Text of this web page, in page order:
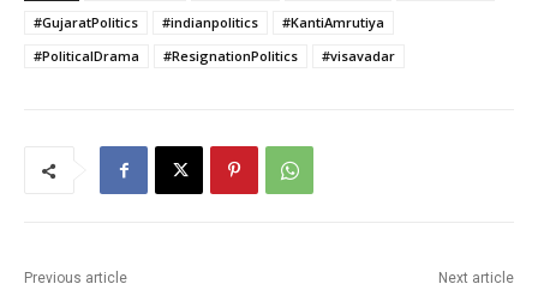
#GujaratPolitics
#indianpolitics
#KantiAmrutiya
#PoliticalDrama
#ResignationPolitics #visavadar
Previous article Next article